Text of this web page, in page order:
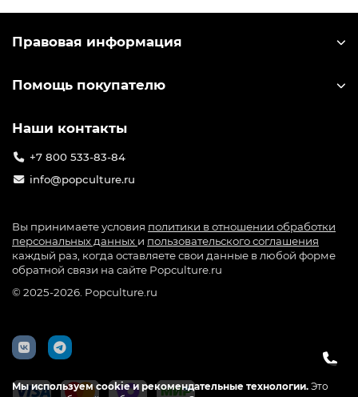
Мы используем cookie и рекомендательные технологии. Это
Правовая информация
Помощь покупателю
Наши контакты
+7 800 533-83-84
info@popculture.ru
Вы принимаете условия политики в отношении обработки
персональных данных и пользовательского соглашения
каждый раз, когда оставляете свои данные в любой форме
обратной связи на сайте Popculture.ru
© 2025-2026. Popculture.ru